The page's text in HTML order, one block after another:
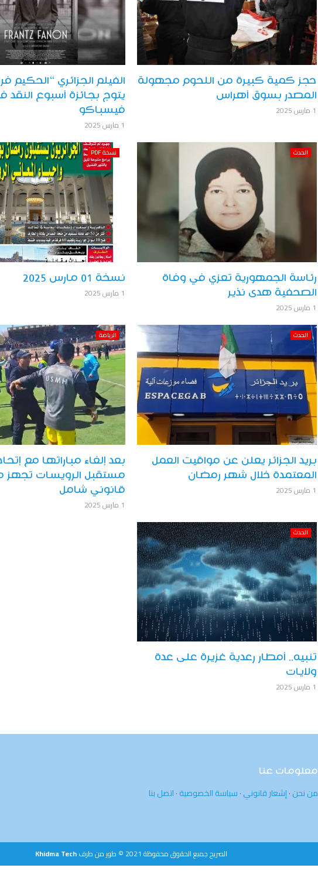
حجز كمية كبيرة من اللحوم مجهولة
المصدر بسوق أهراس
1 مارس 2025
الفيلم الجزائري “الحكيم
يتوج بجائزة أسبوع
فيسباكو
1 مارس 2025
الحدث
رئاسة الجمهورية تعزي في وفاة
الصحفية هدى نذير
1 مارس 2025
نسخة PDF
نسخة 01 مارس 2025
1 مارس 2025
الحدث
بريد الجزائر يعلن عن مواقيت العمل
المعتمدة خلال شهر رمضان
1 مارس 2025
الرياضة
بعد إلغاء مباراتها مع
مستقبل الرويسات تجهز
قانوني شامل
1 مارس 2025
الحدث
تنبيه.. أمطار رعدية غزيرة على عدة
ولايات
1 مارس 2025
معلومات عنا
من نحن·إشعار قانوني·سياسة الخصوصية·اتصل بنا
الصريح جميع الحقوق محفوظة 2021 © طور من طرف Khidma Tech